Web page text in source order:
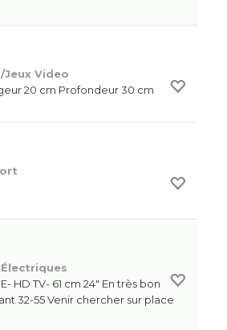
Jeux Video
20 cm Profondeur 30 cm
HD TV- 61 cm 24" En très bon
32-55 Venir chercher sur place